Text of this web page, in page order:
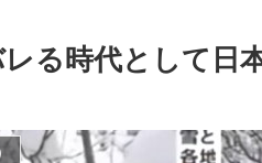
る時代として日